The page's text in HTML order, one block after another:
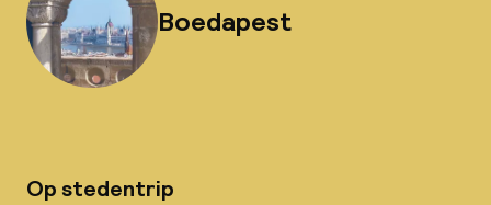
Boedapest
Op stedentrip